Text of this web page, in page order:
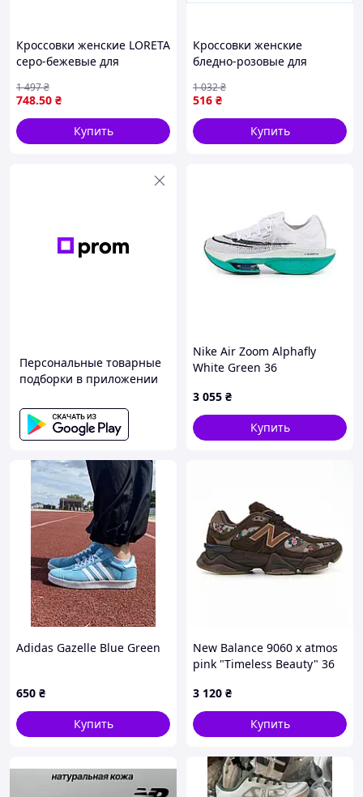
Кроссовки женские LORETA
серо-бежевые для
натуральной тканью и
удобной подошвой
748.50 ₴
1 497₴
Купить
Кроссовки женские
бледно-розовые для
размер 36 стильная обувь
для комфорта.
516 ₴
1 032₴
Купить
Персональные товарные
подборки в приложении
Nike Air Zoom Alphafly
White Green 36
3 055 ₴
Купить
Adidas Gazelle Blue Green
650 ₴
Купить
New Balance 9060 x atmos
pink "Timeless Beauty" 36
3 120 ₴
Купить